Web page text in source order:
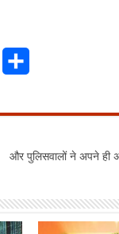
Print
और पुलिसवालों ने अपने ही